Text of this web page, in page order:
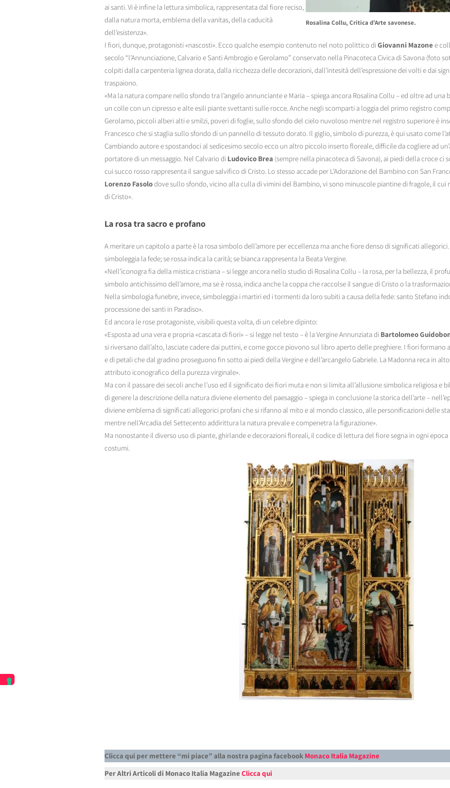
Rosalina Collu, Critica d’Arte savonese.
ai santi. Vi è infine la lettura simbolica, rappresentata dal fiore reciso,
dalla natura morta, emblema della vanitas, della caducità
dell’esistenza».
I fiori, dunque, protagonisti «nascosti». Ecco qualche esempio contenuto nel noto polittico diGiovanni Mazone e
secolo “l’Annunciazione, Calvario e Santi Ambrogio e Gerolamo” conservato nella Pinacoteca Civica di Savona (foto
colpiti dalla carpenteria lignea dorata, dalla ricchezza delle decorazioni, dall’intesità dell’espressione dei volti e dai
traspaiono.
«Ma la natura compare nello sfondo tra l’angelo annunciante e Maria – spiega ancora Rosalina Collu – ed oltre ad
un colle con un cipresso e alte esili piante svettanti sulle rocce. Anche negli scomparti a loggia del primo registro
Gerolamo, piccoli alberi alti e smilzi, poveri di foglie, sullo sfondo del cielo nuvoloso mentre nel registro superiore è
Francesco che si staglia sullo sfondo di un pannello di tessuto dorato. Il giglio, simbolo di purezza, è qui usato come
Cambiando autore e spostandoci al sedicesimo secolo ecco un altro piccolo inserto floreale, difficile da cogliere ad
portatore di un messaggio. Nel Calvario di Ludovico Brea (sempre nella pinacoteca di Savona), ai piedi della croce ci
cui succo rosso rappresenta il sangue salvifico di Cristo. Lo stesso accade per L’Adorazione del Bambino con San
Lorenzo Fasolodove sullo sfondo, vicino alla culla di vimini del Bambino, vi sono minuscole piantine di fragole, il cui
di Cristo».
La rosa tra sacro e profano
A meritare un capitolo a parte è la rosa simbolo dell’amore per eccellenza ma anche fiore denso di significati
simboleggia la fede; se rossa indica la carità; se bianca rappresenta la Beata Vergine.
«Nell’iconogra fia della mistica cristiana – si legge ancora nello studio di Rosalina Collu – la rosa, per la bellezza, il
simbolo antichissimo dell’amore, ma se è rossa, indica anche la coppa che raccolse il sangue di Cristo o la
Nella simbologia funebre, invece, simboleggia i martiri ed i tormenti da loro subiti a causa della fede: santo Stefano
processione dei santi in Paradiso».
Ed ancora le rose protagoniste, visibili questa volta, di un celebre dipinto:
«Esposta ad una vera e propria «cascata di fiori» – si legge nel testo – è la Vergine Annunziata di Bartolomeo
si riversano dall’alto, lasciate cadere dai puttini, e come gocce piovono sul libro aperto delle preghiere. I fiori
e di petali che dal gradino proseguono fin sotto ai piedi della Vergine e dell’arcangelo Gabriele. La Madonna reca in
attributo iconografico della purezza virginale».
Ma con il passare dei secoli anche l’uso ed il significato dei fiori muta e non si limita all’allusione simbolica religiosa e
di genere la descrizione della natura diviene elemento del paesaggio – spiega in conclusione la storica dell’arte –
diviene emblema di significati allegorici profani che si rifanno al mito e al mondo classico, alle personificazioni delle
mentre nell’Arcadia del Settecento addirittura la natura prevale e compenetra la figurazione».
Ma nonostante il diverso uso di piante, ghirlande e decorazioni floreali, il codice di lettura del fiore segna in ogni epoca
costumi.
Clicca qui per mettere “mi piace” alla nostra pagina facebook Monaco Italia Magazine
Per Altri Articoli di Monaco Italia Magazine Clicca qui